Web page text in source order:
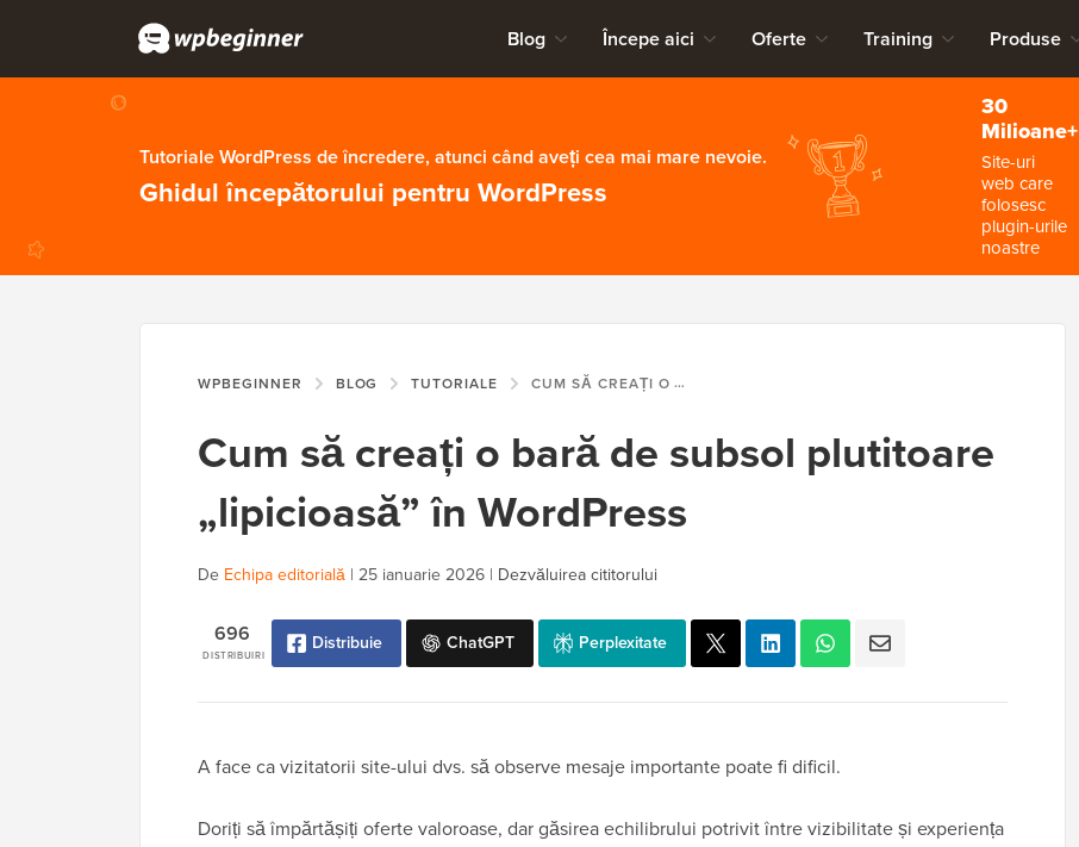
Blog Începe aici Oferte Training Produse
Tutoriale WordPress de încredere, atunci când aveți cea mai mare nevoie.
Ghidul începătorului pentru WordPress
30
Milioane+
Site-uri
web care
folosesc
plugin-urile
noastre
WPBEGINNER BLOG TUTORIALE CUM SĂ CREAȚI O BARĂ DE SUBSOL PLUTITOARE „LIPICIOASĂ” ÎN WORDPRESS
Cum să creați o bară de subsol plutitoare
„lipicioasă” în WordPress
De Echipa editorială | 25 ianuarie 2026 | Dezvăluirea cititorului
DISTRIBUIRI
696 Distribuie ChatGPT Perplexitate
A face ca vizitatorii site-ului dvs. să observe mesaje importante poate fi dificil.
Doriți să împărtășiți oferte valoroase, dar găsirea echilibrului potrivit între vizibilitate și experiența